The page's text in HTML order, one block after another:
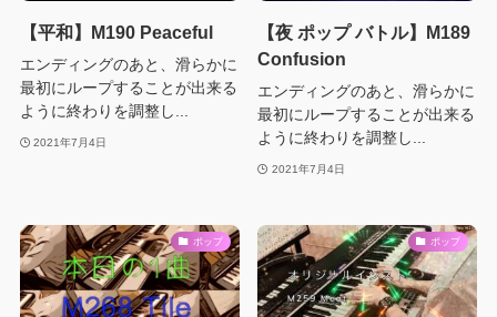
【平和】M190 Peaceful
エンディングのあと、滑らかに
最初にループすることが出来る
ように終わりを調整し...
2021年7月4日
【夜 ポップ バトル】M189
Confusion
エンディングのあと、滑らかに
最初にループすることが出来る
ように終わりを調整し...
2021年7月4日
ポップ ポップ